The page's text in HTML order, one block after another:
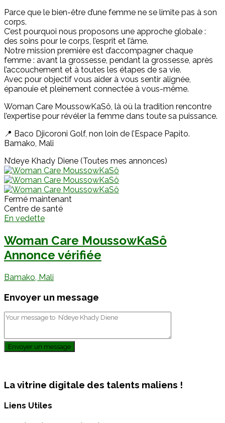
Parce que le bien-être d’une femme ne se limite pas à son
corps.
C’est pourquoi nous proposons une approche globale :
des soins pour le corps, l’esprit et l’âme.
Notre mission première est d’accompagner chaque
femme : avant la grossesse, pendant la grossesse, après
l’accouchement et à toutes les étapes de sa vie.
Avec pour objectif vous aider à vous sentir alignée,
épanouie et pleinement connectée à vous-même.
Woman Care MoussowKaSô, là où la tradition rencontre
l’expertise pour révéler la femme dans toute sa puissance.
📍 Baco Djicoroni Golf, non loin de l’Espace Papito.
Bamako, Mali
N’deye Khady Diene (Toutes mes annonces)
Fermé maintenant
Centre de santé
En vedette
Woman Care MoussowKaSô
Annonce vérifiée
Bamako, Mali
Envoyer un message
Envoyer un message
La vitrine digitale des talents maliens !
Liens Utiles